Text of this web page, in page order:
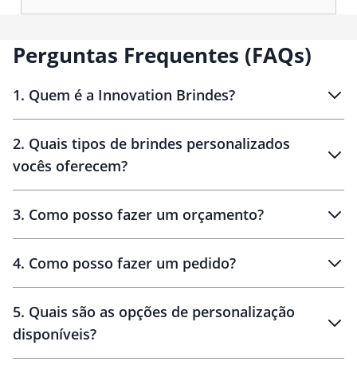
Perguntas Frequentes (FAQs)
1. Quem é a Innovation Brindes?
Brindes personalizados
2. Quais tipos de brindes personalizados
vocês oferecem?
personalizados
3. Como posso fazer um orçamento?
brinde
personalização
4. Como posso fazer um pedido?
amostra virtual
5. Quais são as opções de personalização
disponíveis?